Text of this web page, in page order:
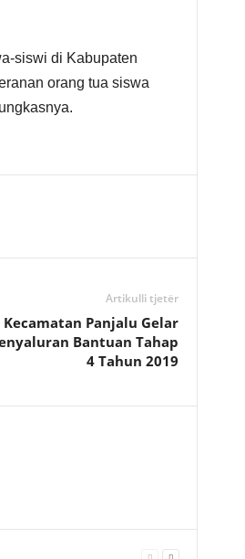
siswi di Kabupaten
orang tua siswa
Artikulli tjetër
Kecamatan Panjalu Gelar
Bantuan Tahap
4 Tahun 2019